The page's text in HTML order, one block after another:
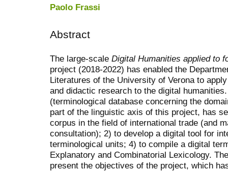
Paolo Frassi
Abstract
The large-scale Digital Humanities applied to
project (2018-2022) has enabled the
Literatures of the University of Verona to
and didactic research to the digital
(terminological database concerning the
part of the linguistic axis of this project, has
corpus in the field of international trade (and
consultation); 2) to develop a digital tool for
terminological units; 4) to compile a digital
Explanatory and Combinatorial Lexicology.
present the objectives of the project, which